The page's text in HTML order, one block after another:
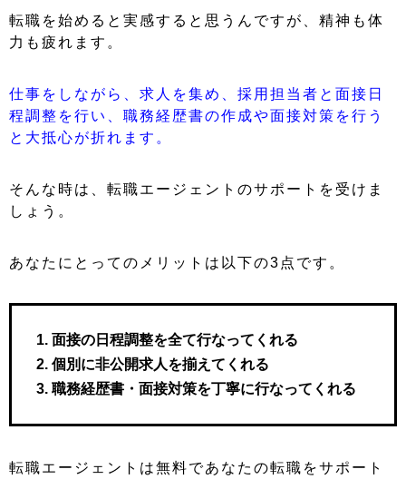
転職を始めると実感すると思うんですが、精神も体
力も疲れます。
仕事をしながら、求人を集め、採用担当者と面接日
程調整を行い、職務経歴書の作成や面接対策を行う
と大抵心が折れます。
そんな時は、転職エージェントのサポートを受けま
しょう。
あなたにとってのメリットは以下の3点です。
面接の日程調整を全て行なってくれる
個別に非公開求人を揃えてくれる
職務経歴書・面接対策を丁寧に行なってくれる
転職エージェントは無料であなたの転職をサポート